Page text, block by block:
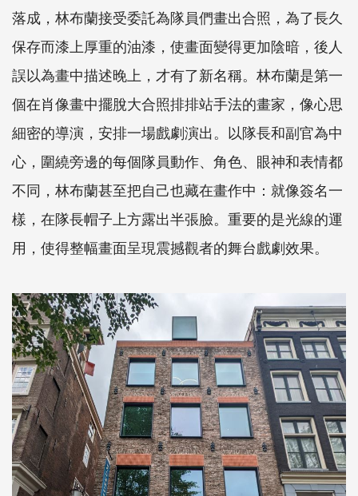
落成，林布蘭接受委託為隊員們畫出合照，為了長久
保存而漆上厚重的油漆，使畫面變得更加陰暗，後人
誤以為畫中描述晚上，才有了新名稱。林布蘭是第一
個在肖像畫中擺脫大合照排排站手法的畫家，像心思
細密的導演，安排一場戲劇演出。以隊長和副官為中
心，圍繞旁邊的每個隊員動作、角色、眼神和表情都
不同，林布蘭甚至把自己也藏在畫作中：就像簽名一
樣，在隊長帽子上方露出半張臉。重要的是光線的運
用，使得整幅畫面呈現震撼觀者的舞台戲劇效果。